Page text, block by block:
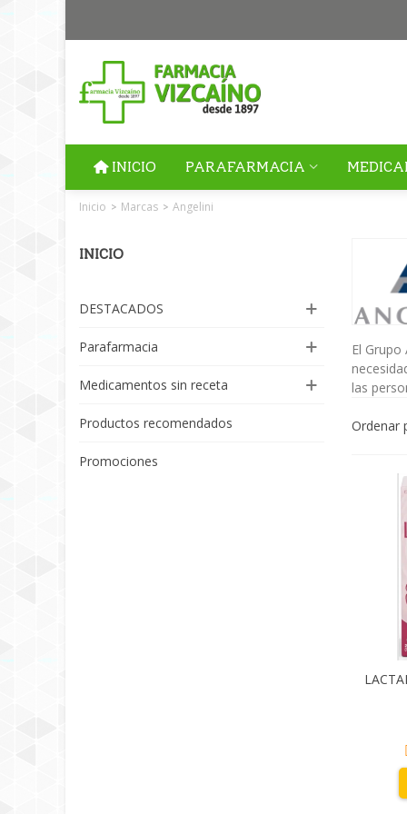
INICIO PARAFARMACIA
Inicio > Marcas > Angelini
INICIO
DESTACADOS
Parafarmacia
Medicamentos sin receta
Productos recomendados
Promociones
El
las
Ordenar